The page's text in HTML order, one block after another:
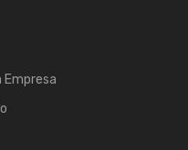
Empresa